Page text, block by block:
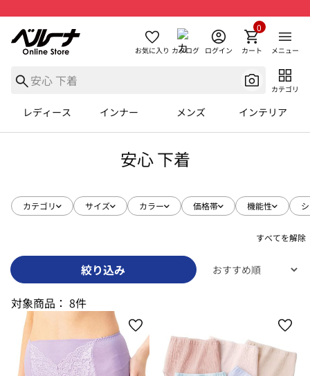
お気に入り カタログ ログイン カート
0
メニュー
カテゴリ
レディース インナー メンズ インテリア
安心 下着
カテゴリ サイズ カラー 価格帯 機能性
すべてを解除
絞り込み
対象商品： 8件